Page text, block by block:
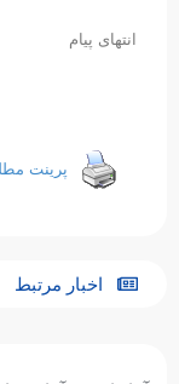
انتهای پیام
پرینت
اخبار مرتبط